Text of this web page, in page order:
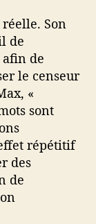
Son
de
de
le censeur
«
sont
répétitif
des
de